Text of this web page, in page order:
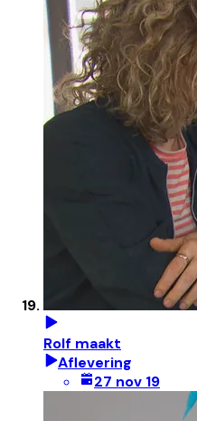
Rolf maakt
Aflevering
27 nov 19